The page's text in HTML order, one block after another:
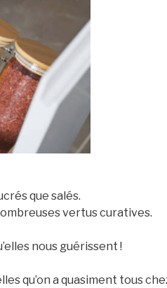
que salés.
vertus curatives.
nous guérissent !
qu’on a quasiment tous